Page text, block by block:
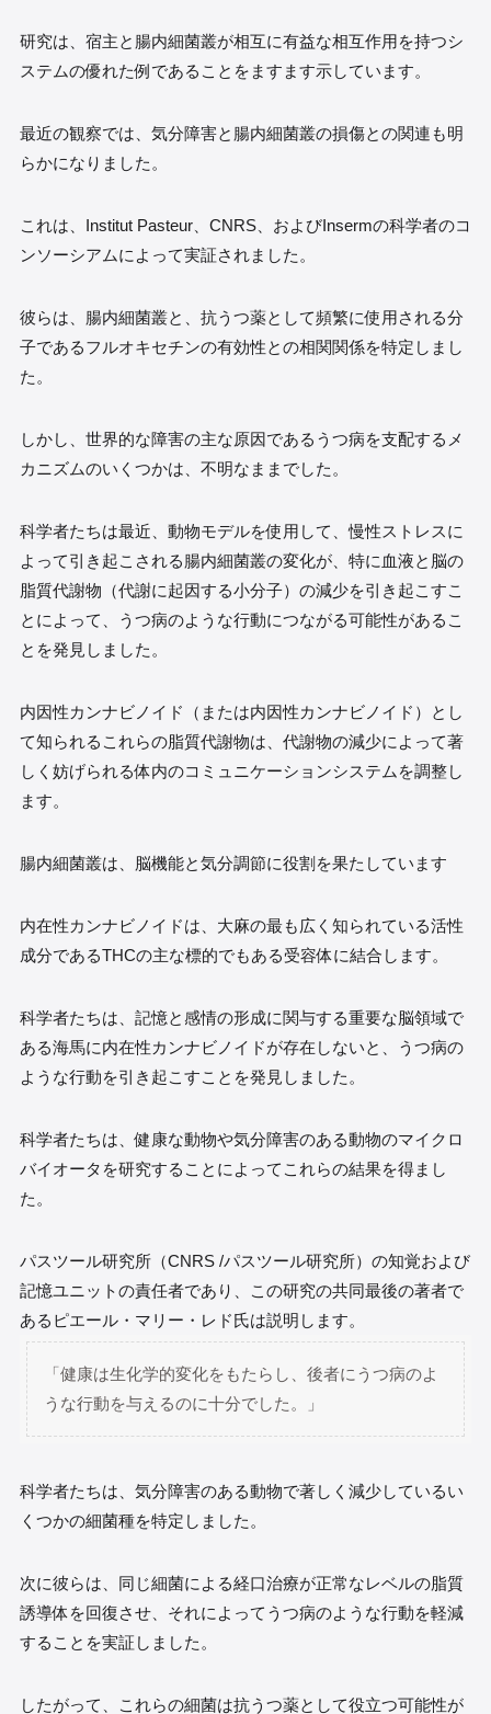
研究は、宿主と腸内細菌叢が相互に有益な相互作用を持つシ
ステムの優れた例であることをますます示しています。
最近の観察では、気分障害と腸内細菌叢の損傷との関連も明
らかになりました。
これは、Institut Pasteur、CNRS、およびInsermの科学者のコ
ンソーシアムによって実証されました。
彼らは、腸内細菌叢と、抗うつ薬として頻繁に使用される分
子であるフルオキセチンの有効性との相関関係を特定しまし
た。
しかし、世界的な障害の主な原因であるうつ病を支配するメ
カニズムのいくつかは、不明なままでした。
科学者たちは最近、動物モデルを使用して、慢性ストレスに
よって引き起こされる腸内細菌叢の変化が、特に血液と脳の
脂質代謝物（代謝に起因する小分子）の減少を引き起こすこ
とによって、うつ病のような行動につながる可能性があるこ
とを発見しました。
内因性カンナビノイド（または内因性カンナビノイド）とし
て知られるこれらの脂質代謝物は、代謝物の減少によって著
しく妨げられる体内のコミュニケーションシステムを調整し
ます。
腸内細菌叢は、脳機能と気分調節に役割を果たしています
内在性カンナビノイドは、大麻の最も広く知られている活性
成分であるTHCの主な標的でもある受容体に結合します。
科学者たちは、記憶と感情の形成に関与する重要な脳領域で
ある海馬に内在性カンナビノイドが存在しないと、うつ病の
ような行動を引き起こすことを発見しました。
科学者たちは、健康な動物や気分障害のある動物のマイクロ
バイオータを研究することによってこれらの結果を得まし
た。
パスツール研究所（CNRS /パスツール研究所）の知覚および
記憶ユニットの責任者であり、この研究の共同最後の著者で
あるピエール・マリー・レド氏は説明します。
「健康は生化学的変化をもたらし、後者にうつ病のよ
うな行動を与えるのに十分でした。」
科学者たちは、気分障害のある動物で著しく減少しているい
くつかの細菌種を特定しました。
次に彼らは、同じ細菌による経口治療が正常なレベルの脂質
誘導体を回復させ、それによってうつ病のような行動を軽減
することを実証しました。
したがって、これらの細菌は抗うつ薬として役立つ可能性が